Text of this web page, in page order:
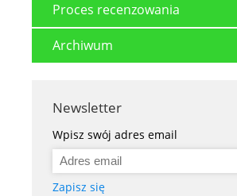
Proces recenzowania
Archiwum
Newsletter
Wpisz swój adres email
Zapisz się